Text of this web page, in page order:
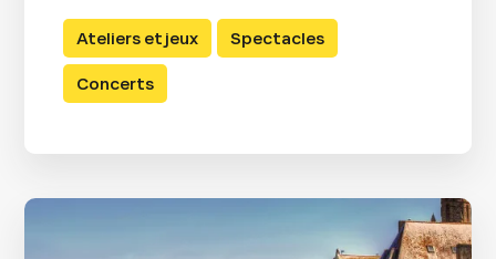
Ateliers et jeux Spectacles
Concerts